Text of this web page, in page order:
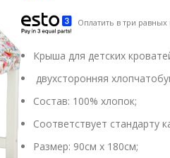
Оплатить в три равных
Крыша для детских
двухсторонняя
Состав: 100% хлопок;
Соответствует стандарту
Размер: 90см х 180см;